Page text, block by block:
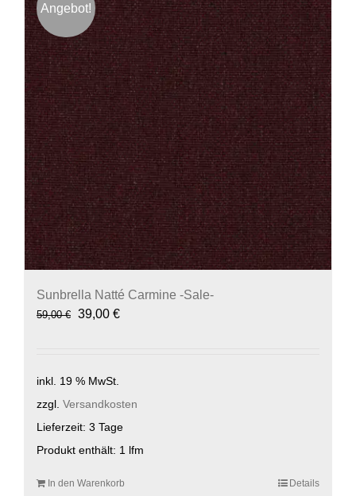
Angebot!
Sunbrella Natté Carmine -Sale-
59,00€ Ursprünglicher
39,00 €Aktueller
inkl. 19 % MwSt.
zzgl. Versandkosten
Lieferzeit: 3 Tage
Produkt enthält: 1 lfm
In den Warenkorb Details